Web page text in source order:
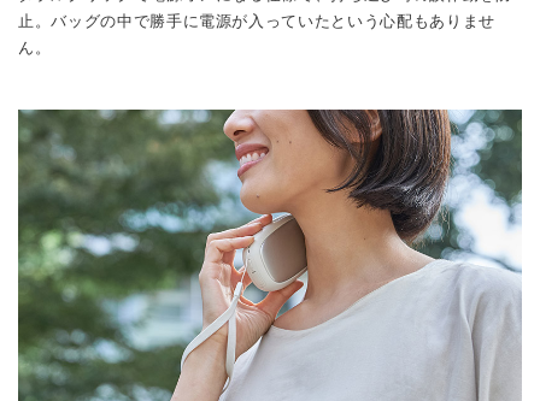
止。バッグの中で勝手に電源が入っていたという心配もありませ
ん。